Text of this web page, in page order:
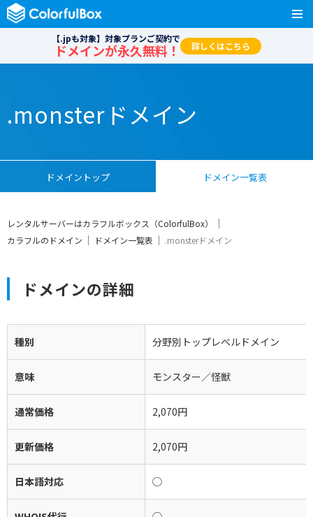
【.jpも対象】対象プランご契約で
ドメインが永久無料！ 詳しくはこちら
.monsterドメイン
ドメイントップ ドメイン一覧表
レンタルサーバーはカラフルボックス（ColorfulBox）
カラフルのドメイン
ドメイン一覧表 .monsterドメイン
ドメインの詳細
種別 分野別トップレベルドメイン
意味 モンスター／怪獣
通常価格 2,070円
更新価格 2,070円
日本語対応 ◯